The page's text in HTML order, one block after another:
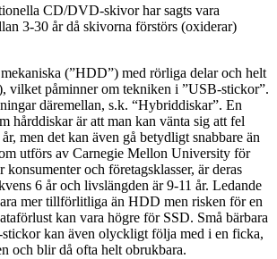
CD/DVD-skivor har sagts vara
3-30 år då skivorna förstörs (oxiderar)
(”HDD”) med rörliga delar och helt
vilket påminner om tekniken i ”USB-stickor”.
däremellan, s.k. “Hybriddiskar”. En
hårddiskar är att man kan vänta sig att fel
men det kan även gå betydligt snabbare än
utförs av Carnegie Mellon University för
och företagsklasser, är deras
6 år och livslängden är 9-11 år. Ledande
mer tillförlitliga än HDD men risken för en
kan vara högre för SSD. Små bärbara
kan även olyckligt följa med i en ficka,
och blir då ofta helt obrukbara.